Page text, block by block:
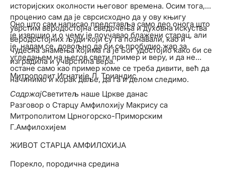
историјских околности његовог времена. Осим тога,
проценио сам да је сврсисходно да у ову књигу
уврстим веродостојна сведочења и духовна искуства
веродостојних људи који су га познавали, као и
чудесна знамења којима га је Бог удостојио како би се
изградила и учврстила вера.
Оно што сам написао представља само део онога што
је извршио и о чему је поучавао блажени старац, али
је, надам се, довољно да би се пробудио жар за
угледањем на његов свети пример и веру, и да не
остане само као пример коме се треба дивити, већ да
начинимо и корак даље, да га и делом следимо.
Митрополит Игнатије Л. Триандис
СадржајСветитељ наше Цркве данас
Разговор о Старцу Амфилохију Макрису са
Митрополитом Црногорско-Приморским
Г.Амфилохијем
ЖИВОТ СТАРЦА АМФИЛОХИЈА
Порекло, породична средина